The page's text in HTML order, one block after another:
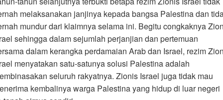
melaksanakan janjinya kepada bangsa Palestina dan
mundur dari klaimnya selama ini. Begitu congkaknya
sehingga dalam sejumlah perjanjian dan pertemuan
dalam kerangka perdamaian Arab dan Israel, rezim
menyatakan satu-satunya solusi Palestina adalah
seluruh rakyatnya. Zionis Israel juga tidak mau
kembalinya warga Palestina yang hidup di luar negeri